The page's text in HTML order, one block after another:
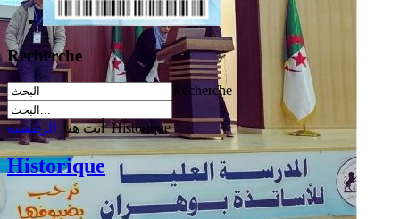
Recherche
Recherche
أنت هنا: الرئيسية Historique
Historique